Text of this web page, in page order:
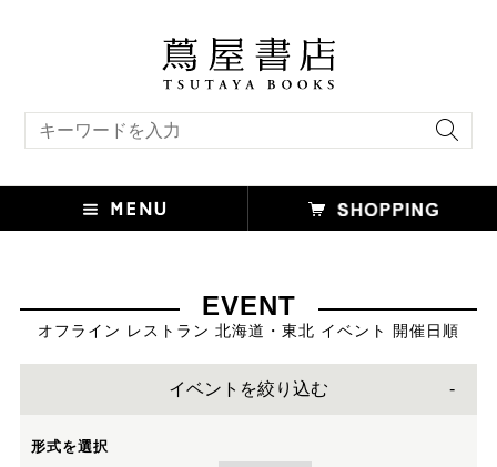
EVENT
オフライン レストラン 北海道・東北 イベント 開催日順
イベントを絞り込む
形式を選択